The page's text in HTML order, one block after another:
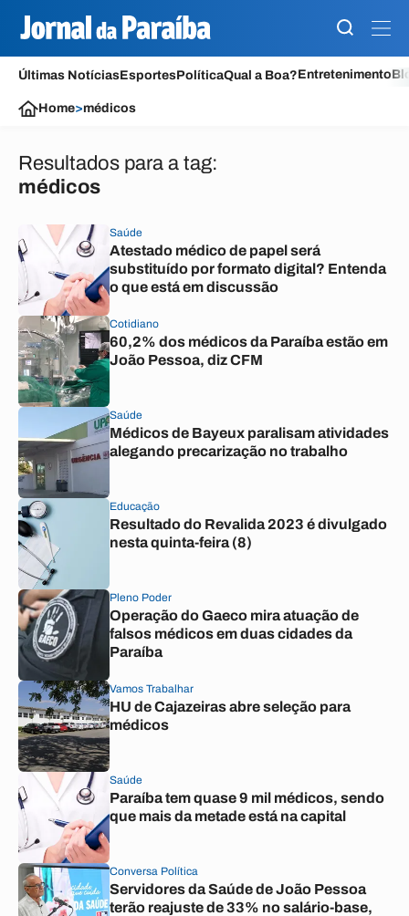
Últimas NotíciasEsportesPolíticaQual a Boa?Entretenimento
Home>médicos
Resultados para a tag:
médicos
Saúde
Atestado médico de papel será
substituído por formato digital? Entenda
o que está em discussão
Cotidiano
60,2% dos médicos da Paraíba estão em
João Pessoa, diz CFM
Saúde
Médicos de Bayeux paralisam atividades
alegando precarização no trabalho
Educação
Resultado do Revalida 2023 é divulgado
nesta quinta-feira (8)
Pleno Poder
Operação do Gaeco mira atuação de
falsos médicos em duas cidades da
Paraíba
Vamos Trabalhar
HU de Cajazeiras abre seleção para
médicos
Saúde
Paraíba tem quase 9 mil médicos, sendo
que mais da metade está na capital
Conversa Política
Servidores da Saúde de João Pessoa
terão reajuste de 33% no salário-base,